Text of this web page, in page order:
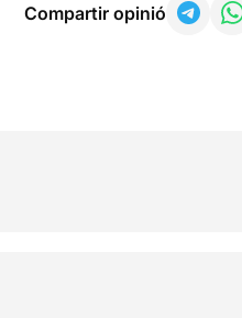
Compartir opinió